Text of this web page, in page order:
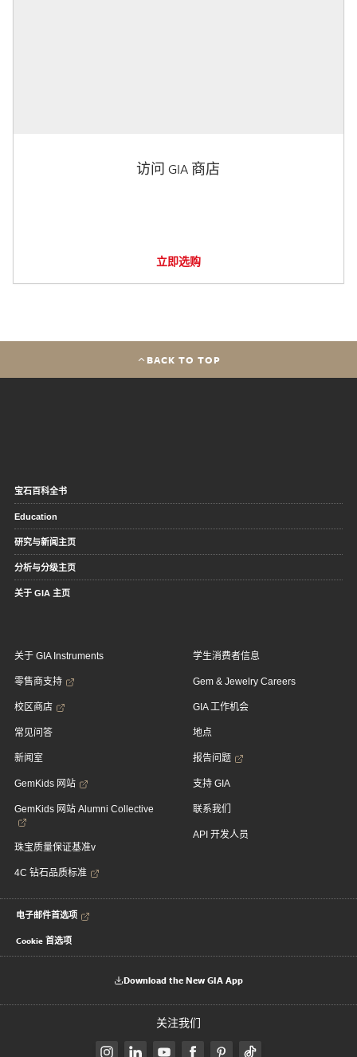
访问 GIA 商店
立即选购
BACK TO TOP
宝石百科全书
Education
研究与新闻主页
分析与分级主页
关于 GIA 主页
关于 GIA Instruments
零售商支持
校区商店
常见问答
新闻室
GemKids 网站
GemKids 网站 Alumni Collective
珠宝质量保证基准v
4C 钻石品质标准
学生消费者信息
Gem & Jewelry Careers
GIA 工作机会
地点
报告问题
支持 GIA
联系我们
API 开发人员
电子邮件首选项
Cookie 首选项
Download the New GIA App
关注我们